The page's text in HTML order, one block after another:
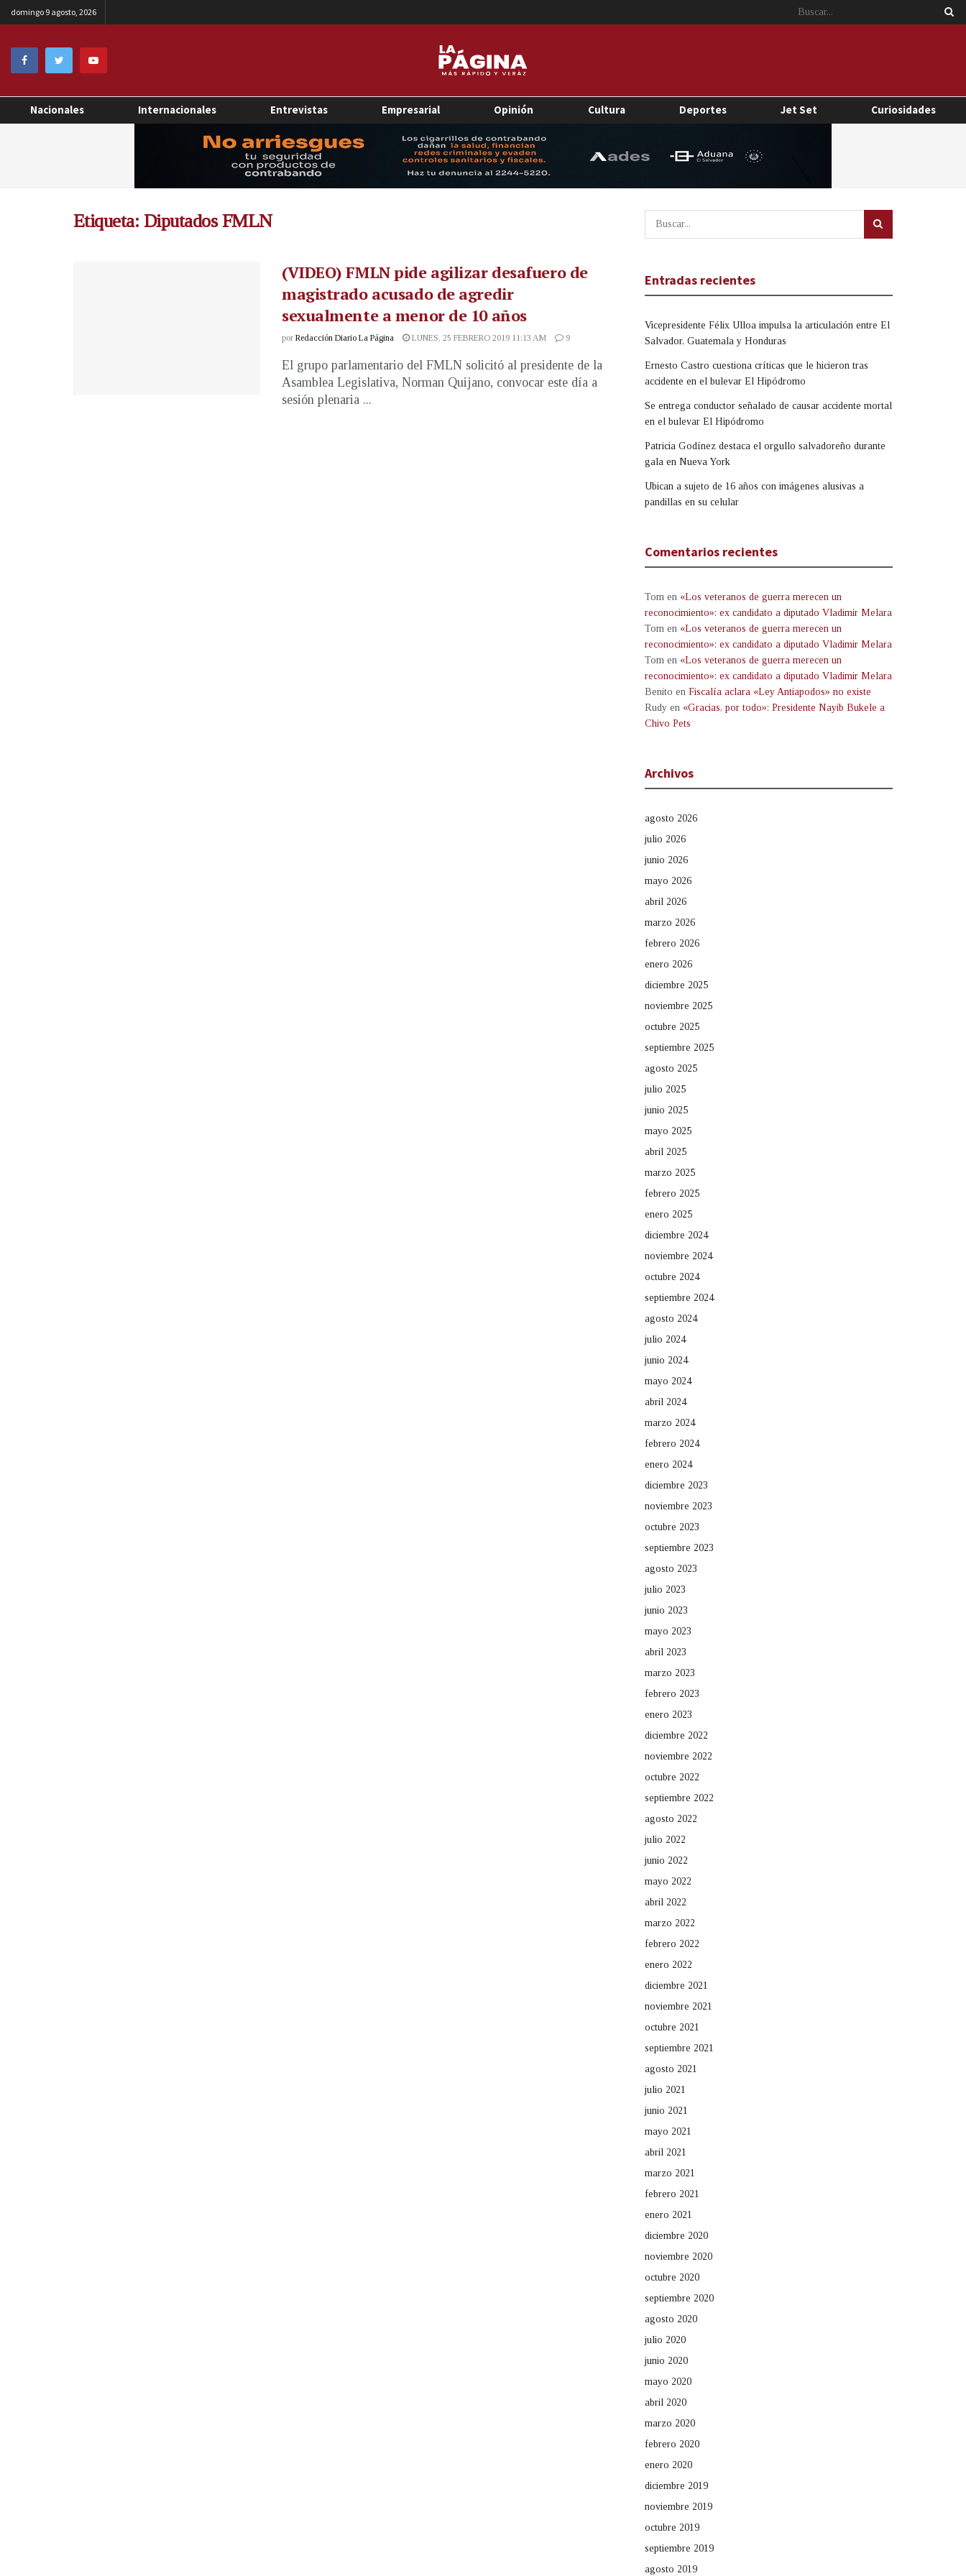
domingo 9 agosto, 2026
Nacionales Internacionales Entrevistas Empresarial Opinión Cultura Deportes Jet Set Curiosidades
Etiqueta: Diputados FMLN
(VIDEO) FMLN pide agilizar desafuero de
magistrado acusado de agredir
sexualmente a menor de 10 años
por Redacción Diario La Página LUNES, 25 FEBRERO 2019 11:13 AM 9
El grupo parlamentario del FMLN solicitó al presidente de la
Asamblea Legislativa, Norman Quijano, convocar este día a
sesión plenaria ...
Entradas recientes
Vicepresidente Félix Ulloa impulsa la articulación entre El
Salvador, Guatemala y Honduras
Ernesto Castro cuestiona críticas que le hicieron tras
accidente en el bulevar El Hipódromo
Se entrega conductor señalado de causar accidente mortal
en el bulevar El Hipódromo
Patricia Godínez destaca el orgullo salvadoreño durante
gala en Nueva York
Ubican a sujeto de 16 años con imágenes alusivas a
pandillas en su celular
Comentarios recientes
Tom en «Los veteranos de guerra merecen un
reconocimiento»: ex candidato a diputado Vladimir Melara
Tom en «Los veteranos de guerra merecen un
reconocimiento»: ex candidato a diputado Vladimir Melara
Tom en «Los veteranos de guerra merecen un
reconocimiento»: ex candidato a diputado Vladimir Melara
Benito en Fiscalía aclara «Ley Antiapodos» no existe
Rudy en «Gracias, por todo»: Presidente Nayib Bukele a
Chivo Pets
Archivos
agosto 2026
julio 2026
junio 2026
mayo 2026
abril 2026
marzo 2026
febrero 2026
enero 2026
diciembre 2025
noviembre 2025
octubre 2025
septiembre 2025
agosto 2025
julio 2025
junio 2025
mayo 2025
abril 2025
marzo 2025
febrero 2025
enero 2025
diciembre 2024
noviembre 2024
octubre 2024
septiembre 2024
agosto 2024
julio 2024
junio 2024
mayo 2024
abril 2024
marzo 2024
febrero 2024
enero 2024
diciembre 2023
noviembre 2023
octubre 2023
septiembre 2023
agosto 2023
julio 2023
junio 2023
mayo 2023
abril 2023
marzo 2023
febrero 2023
enero 2023
diciembre 2022
noviembre 2022
octubre 2022
septiembre 2022
agosto 2022
julio 2022
junio 2022
mayo 2022
abril 2022
marzo 2022
febrero 2022
enero 2022
diciembre 2021
noviembre 2021
octubre 2021
septiembre 2021
agosto 2021
julio 2021
junio 2021
mayo 2021
abril 2021
marzo 2021
febrero 2021
enero 2021
diciembre 2020
noviembre 2020
octubre 2020
septiembre 2020
agosto 2020
julio 2020
junio 2020
mayo 2020
abril 2020
marzo 2020
febrero 2020
enero 2020
diciembre 2019
noviembre 2019
octubre 2019
septiembre 2019
agosto 2019